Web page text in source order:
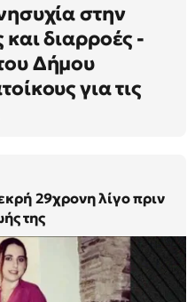
στην
διαρροές -
Δήμου
για τις
29χρονη λίγο πριν
της